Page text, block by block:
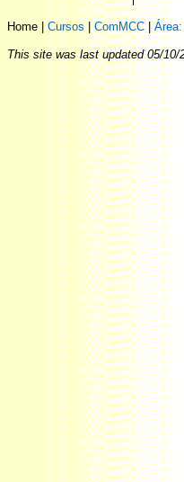
Home |Cursos|ComMCC|
This site was last updated05/10/